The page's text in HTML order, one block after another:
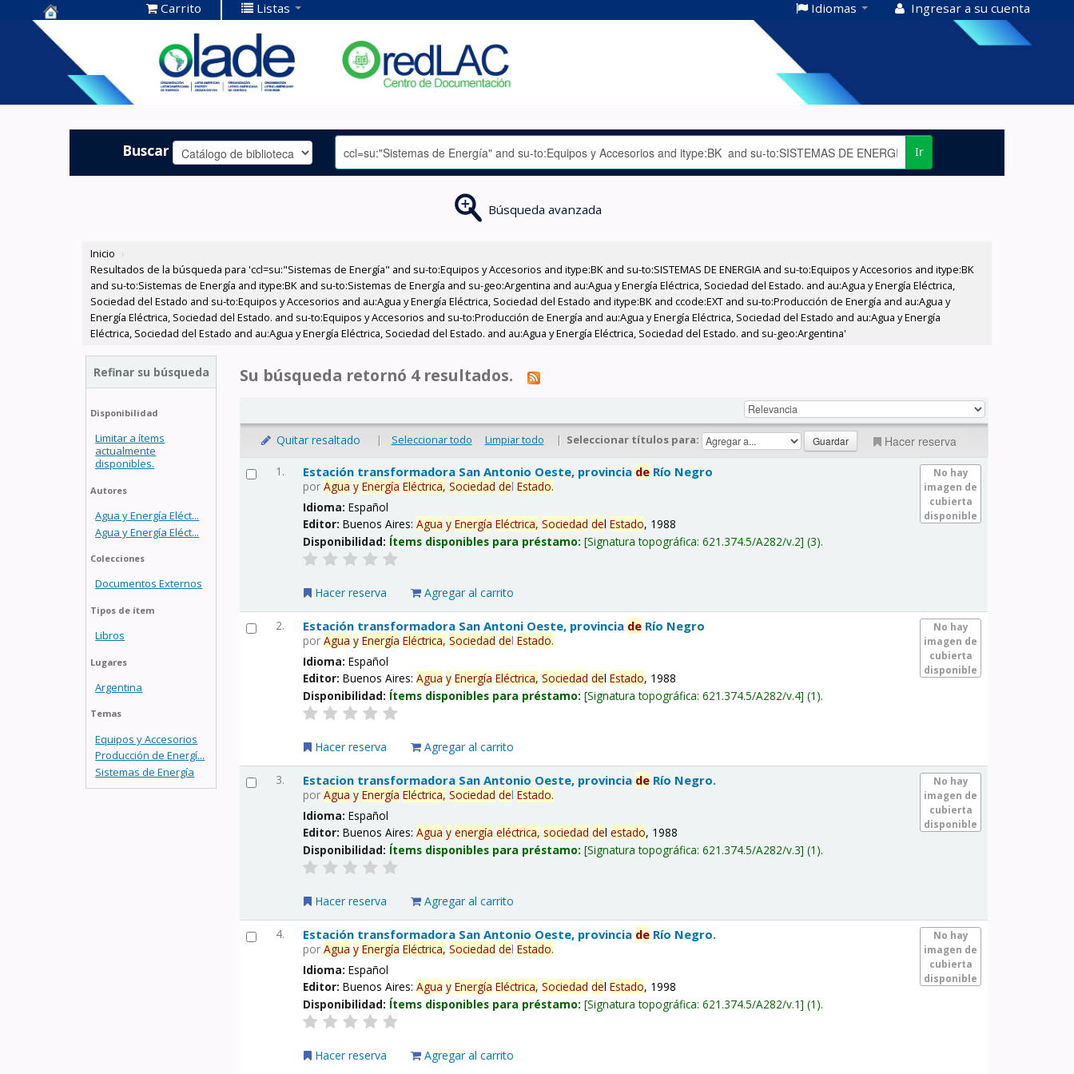
Centro de
Documentación
OLADE -
Carrito Listas Idiomas Ingresar a su cuenta
Buscar Ir
Búsqueda avanzada
Inicio ›
Resultados de la búsqueda para 'ccl=su:"Sistemas de Energía" and su-to:Equipos y Accesorios and itype:BK and su-to:SISTEMAS DE ENERGIA and su-to:Equipos y Accesorios and itype:BK
and su-to:Sistemas de Energía and itype:BK and su-to:Sistemas de Energía and su-geo:Argentina and au:Agua y Energía Eléctrica, Sociedad del Estado. and au:Agua y Energía Eléctrica,
Sociedad del Estado and su-to:Equipos y Accesorios and au:Agua y Energía Eléctrica, Sociedad del Estado and itype:BK and ccode:EXT and su-to:Producción de Energía and au:Agua y
Energía Eléctrica, Sociedad del Estado. and su-to:Equipos y Accesorios and su-to:Producción de Energía and au:Agua y Energía Eléctrica, Sociedad del Estado and au:Agua y Energía
Eléctrica, Sociedad del Estado and au:Agua y Energía Eléctrica, Sociedad del Estado. and au:Agua y Energía Eléctrica, Sociedad del Estado. and su-geo:Argentina'
Refinar su búsqueda
Disponibilidad
Limitar a ítems
actualmente
disponibles.
Autores
Agua y Energía Eléct...
Agua y Energía Eléct...
Colecciones
Documentos Externos
Tipos de ítem
Libros
Lugares
Argentina
Temas
Equipos y Accesorios
Producción de Energí...
Sistemas de Energía
Su búsqueda retornó 4 resultados.
Quitar resaltado | Seleccionar todo Limpiar todo | Seleccionar títulos para: Hacer reserva
1.
No hay
imagen de
cubierta
disponible
Estación transformadora San Antonio Oeste, provincia de Río Negro
porAgua y Energía Eléctrica, Sociedad delEstado.
Idioma:Español
Editor:Buenos Aires:Agua y Energía Eléctrica, Sociedad delEstado, 1988
Disponibilidad: Ítems disponibles para préstamo: Signatura topográfica:621.374.5/A282/v.2 (3).
Hacer reserva Agregar al carrito
2.
No hay
imagen de
cubierta
disponible
Estación transformadora San Antoni Oeste, provincia de Río Negro
porAgua y Energía Eléctrica, Sociedad delEstado.
Idioma:Español
Editor:Buenos Aires:Agua y Energía Eléctrica, Sociedad delEstado, 1988
Disponibilidad: Ítems disponibles para préstamo: Signatura topográfica:621.374.5/A282/v.4 (1).
Hacer reserva Agregar al carrito
3.
No hay
imagen de
cubierta
disponible
Estacion transformadora San Antonio Oeste, provincia de Río Negro.
porAgua y Energía Eléctrica, Sociedad delEstado.
Idioma:Español
Editor:Buenos Aires:Agua y energía eléctrica, sociedad delestado, 1988
Disponibilidad: Ítems disponibles para préstamo: Signatura topográfica:621.374.5/A282/v.3 (1).
Hacer reserva Agregar al carrito
4.
No hay
imagen de
cubierta
disponible
Estación transformadora San Antonio Oeste, provincia de Río Negro.
porAgua y Energía Eléctrica, Sociedad delEstado.
Idioma:Español
Editor:Buenos Aires:Agua y Energía Eléctrica, Sociedad delEstado, 1998
Disponibilidad: Ítems disponibles para préstamo: Signatura topográfica:621.374.5/A282/v.1 (1).
Hacer reserva Agregar al carrito